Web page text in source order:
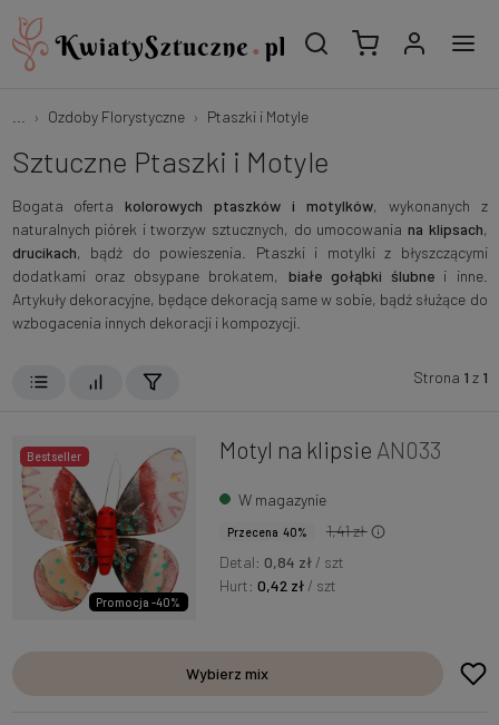
Ozdoby Florystyczne Ptaszki i Motyle
Sztuczne Ptaszki i Motyle
Bogata ofertakolorowych ptaszków i motylków, wykonanych z
naturalnych piórek i tworzyw sztucznych, do umocowania na klipsach,
drucikach, bądź do powieszenia. Ptaszki i motylki z błyszczącymi
dodatkami oraz obsypane brokatem, białe gołąbki ślubne i inne.
Artykuły dekoracyjne, będące dekoracją same w sobie, bądź służące do
wzbogacenia innych dekoracji i kompozycji.
Strona 1 z 1
Bestseller
Promocja -40%
Motyl na klipsie AN033
W magazynie
Przecena 40%
1,41 zł
Detal: 0,84 zł / szt
Hurt:0,42 zł / szt
Wybierz mix